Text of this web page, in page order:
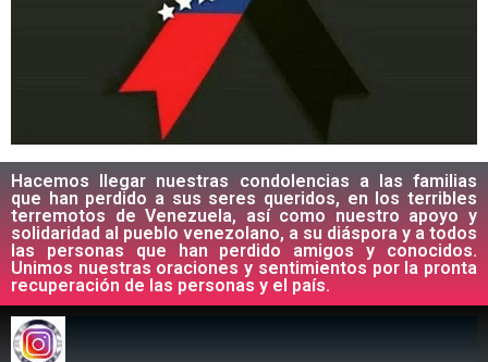
Hacemos llegar nuestras condolencias a las familias
que han perdido a sus seres queridos, en los terribles
terremotos de Venezuela, así como nuestro apoyo y
solidaridad al pueblo venezolano, a su diáspora y a todos
las personas que han perdido amigos y conocidos.
Unimos nuestras oraciones y sentimientos por la pronta
recuperación de las personas y el país.